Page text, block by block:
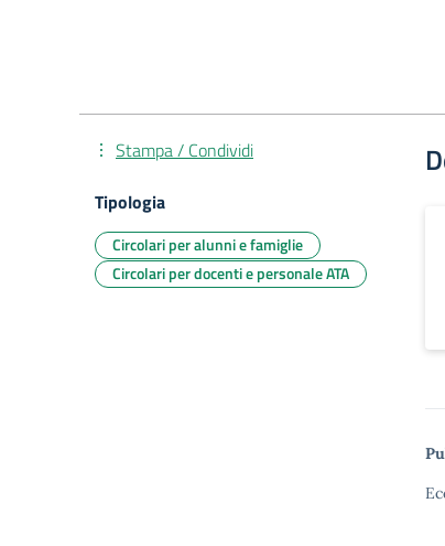
Stampa / Condividi
Tipologia
Circolari per alunni e famiglie
Circolari per docenti e personale ATA